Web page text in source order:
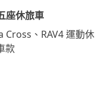
座休旅車
Cross、RAV4 運動休
款